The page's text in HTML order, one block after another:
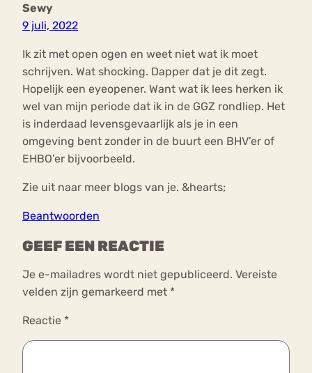
Sewy
9 juli, 2022
Ik zit met open ogen en weet niet wat ik moet
schrijven. Wat shocking. Dapper dat je dit zegt.
Hopelijk een eyeopener. Want wat ik lees herken ik
wel van mijn periode dat ik in de GGZ rondliep. Het
is inderdaad levensgevaarlijk als je in een
omgeving bent zonder in de buurt een BHV’er of
EHBO’er bijvoorbeeld.
Zie uit naar meer blogs van je. &hearts;
Beantwoorden
GEEF EEN REACTIE
Je e-mailadres wordt niet gepubliceerd. Vereiste
velden zijn gemarkeerd met *
Reactie *